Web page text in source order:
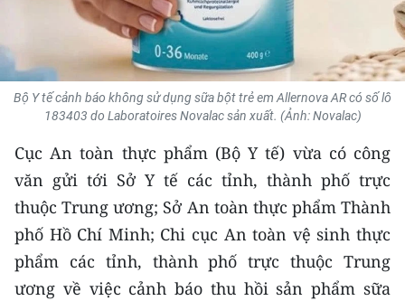
MÔI TRƯỜNG
BẠN ĐỌC
KIỂM CHỨNG THÔNG TIN
TRI THỨC CHUYÊN SÂU
54 DÂN TỘC VIỆT NAM
CHƯƠNG TRÌNH OCOP - MỖI XÃ
MỘT SẢN PHẨM
Bộ Y tế cảnh báo không sử dụng sữa bột trẻ em Allernova AR có số lô
183403 do Laboratoires Novalac sản xuất. (Ảnh: Novalac)
Cục An toàn thực phẩm (Bộ Y tế) vừa có công
văn gửi tới Sở Y tế các tỉnh, thành phố trực
thuộc Trung ương; Sở An toàn thực phẩm Thành
phố Hồ Chí Minh; Chi cục An toàn vệ sinh thực
phẩm các tỉnh, thành phố trực thuộc Trung
ương về việc cảnh báo thu hồi sản phẩm sữa